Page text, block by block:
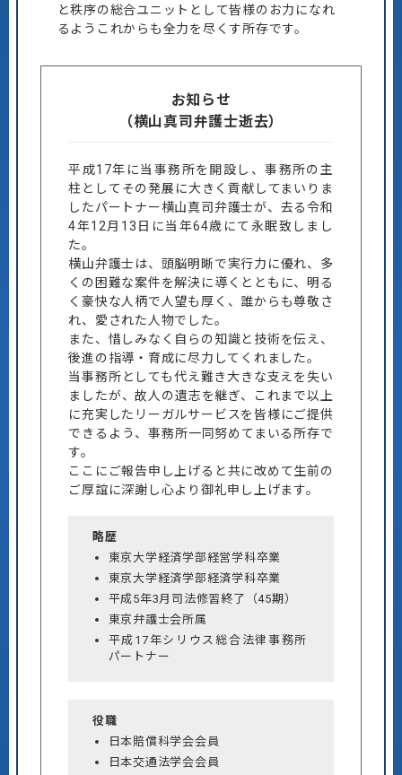
と秩序の総合ユニットとして皆様のお力になれ
るようこれからも全力を尽くす所存です。
お知らせ
（横山真司弁護士逝去）
平成17年に当事務所を開設し、事務所の主
柱としてその発展に大きく貢献してまいりま
したパートナー横山真司弁護士が、去る令和
4年12月13日に当年64歳にて永眠致しまし
た。
横山弁護士は、頭脳明晰で実行力に優れ、多
くの困難な案件を解決に導くとともに、明る
く豪快な人柄で人望も厚く、誰からも尊敬さ
れ、愛された人物でした。
また、惜しみなく自らの知識と技術を伝え、
後進の指導・育成に尽力してくれました。
当事務所としても代え難き大きな支えを失い
ましたが、故人の遺志を継ぎ、これまで以上
に充実したリーガルサービスを皆様にご提供
できるよう、事務所一同努めてまいる所存で
す。
ここにご報告申し上げると共に改めて生前の
ご厚誼に深謝し心より御礼申し上げます。
略歴
東京大学経済学部経営学科卒業
東京大学経済学部経済学科卒業
平成5年3月司法修習終了（45期）
東京弁護士会所属
平成17年シリウス総合法律事務所
パートナー
役職
日本賠償科学会会員
日本交通法学会会員